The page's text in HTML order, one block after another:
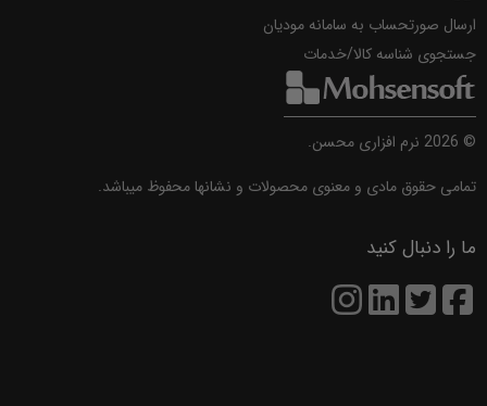
ارسال صورتحساب به سامانه مودیان
جستجوی شناسه کالا/خدمات
©
2026 نرم افزاری محسن.
تمامی حقوق مادی و معنوی محصولات و نشانها محفوظ میباشد.
ما را دنبال کنید